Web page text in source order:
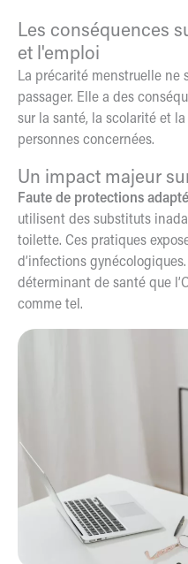
Les conséquences
et l'emploi
La précarité menstruelle ne
passager. Elle a des
sur la santé, la scolarité et
personnes concernées.
Un impact majeur
Faute de protections
utilisent des substituts
toilette. Ces pratiques
d’infections
déterminant de santé que
comme tel.